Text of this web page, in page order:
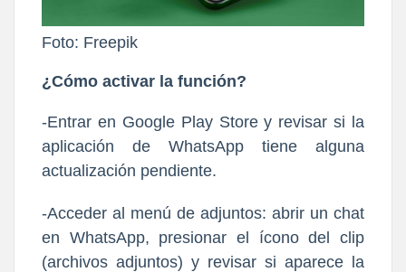
Foto: Freepik
¿Cómo activar la función?
-Entrar en Google Play Store y revisar si la
aplicación de WhatsApp tiene alguna
actualización pendiente.
-Acceder al menú de adjuntos: abrir un chat
en WhatsApp, presionar el ícono del clip
(archivos adjuntos) y revisar si aparece la